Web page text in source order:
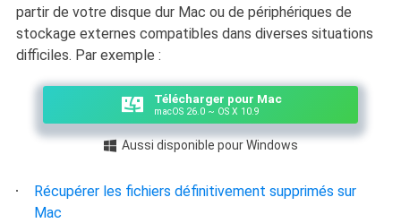
partir de votre disque dur Mac ou de périphériques de
stockage externes compatibles dans diverses situations
difficiles. Par exemple :
Télécharger pour Mac
macOS 26.0 ~ OS X 10.9
 Aussi disponible pour Windows
Récupérer les fichiers définitivement supprimés sur
Mac